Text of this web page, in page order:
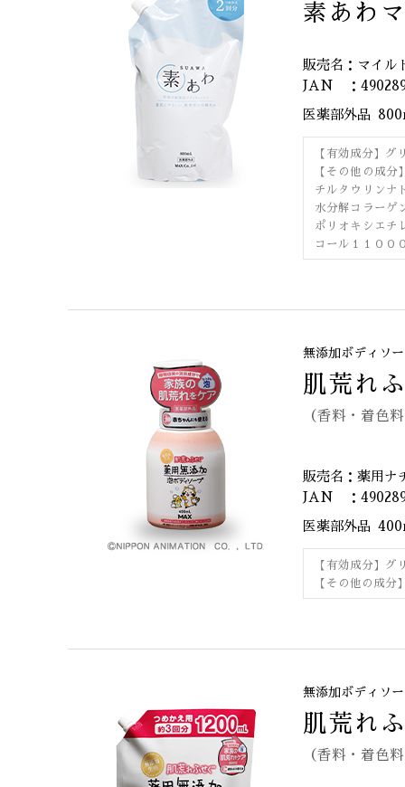
素あわ
販売名：マイル
JAN ：
医薬部外品
【有効成分】グ
【その他の成
チルタウリンナ
水分解コラーゲ
ポリオキシエチ
コール１１００
無添加ボディソ
肌荒れ
（香料・着色
販売名：薬用ナ
JAN ：
医薬部外品
【有効成分】グ
【その他の成分
無添加ボディソ
肌荒れ
（香料・着色